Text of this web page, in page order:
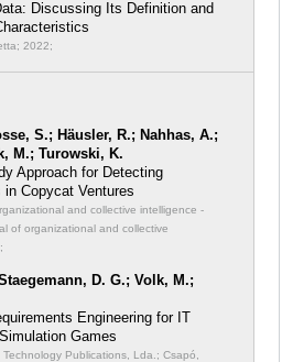
Discussing Its Definition and
2022;
S.; Häusler, R.; Nahhas, A.;
M.; Turowski, K.
Approach for Detecting
Copycat Ventures
and collective intelligence -
of organizational and collective
D. G.; Volk, M.;
Engineering for IT
Games
Publications, Lda.; Csapó,